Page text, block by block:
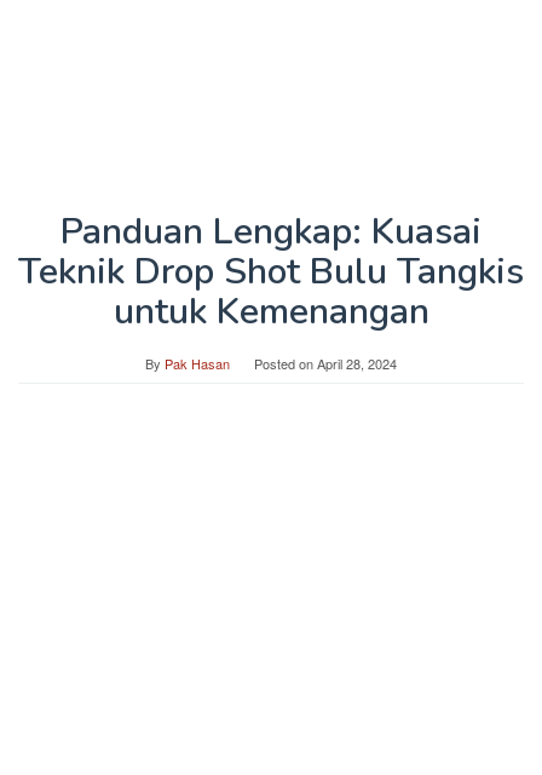
Panduan Lengkap: Kuasai
Teknik Drop Shot Bulu Tangkis
untuk Kemenangan
By Pak Hasan Posted onApril 28, 2024